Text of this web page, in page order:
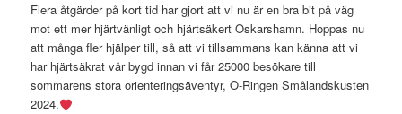
Flera åtgärder på kort tid har gjort att vi nu är en bra bit på väg
mot ett mer hjärtvänligt och hjärtsäkert Oskarshamn. Hoppas nu
att många fler hjälper till, så att vi tillsammans kan känna att vi
har hjärtsäkrat vår bygd innan vi får 25000 besökare till
sommarens stora orienteringsäventyr, O-Ringen Smålandskusten
2024.